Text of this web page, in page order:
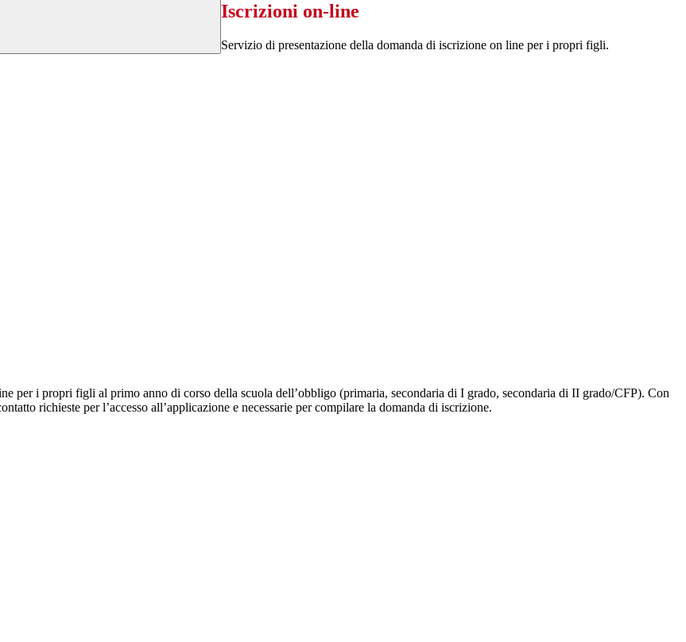
Iscrizioni on-line
Servizio di presentazione della domanda di iscrizione on line per i propri figli.
per i propri figli al primo anno di corso della scuola dell’obbligo (primaria, secondaria di I grado, secondaria di II grado/CFP). Con
richieste per l’accesso all’applicazione e necessarie per compilare la domanda di iscrizione.